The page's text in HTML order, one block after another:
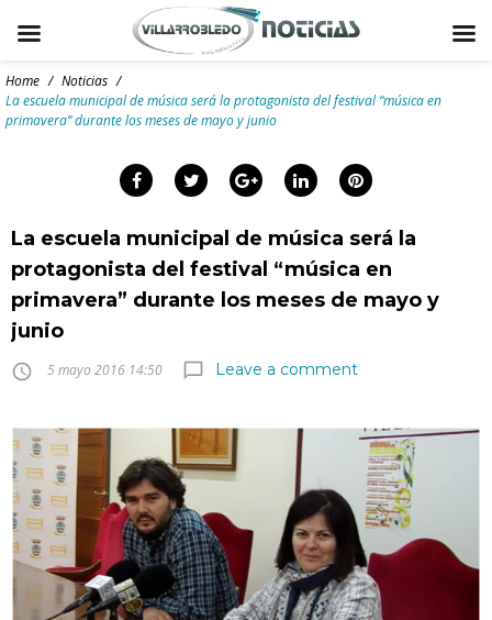
Skip
to
content
Home / Noticias /
La escuela municipal de música será la protagonista del festival “música en
primavera” durante los meses de mayo y junio
FacebookTwitterGoogle+LinkedInPinterest
La escuela municipal de música será la
protagonista del festival “música en
primavera” durante los meses de mayo y
junio
access_time 5 mayo 2016 14:50 chat_bubble_outline Leave a comment